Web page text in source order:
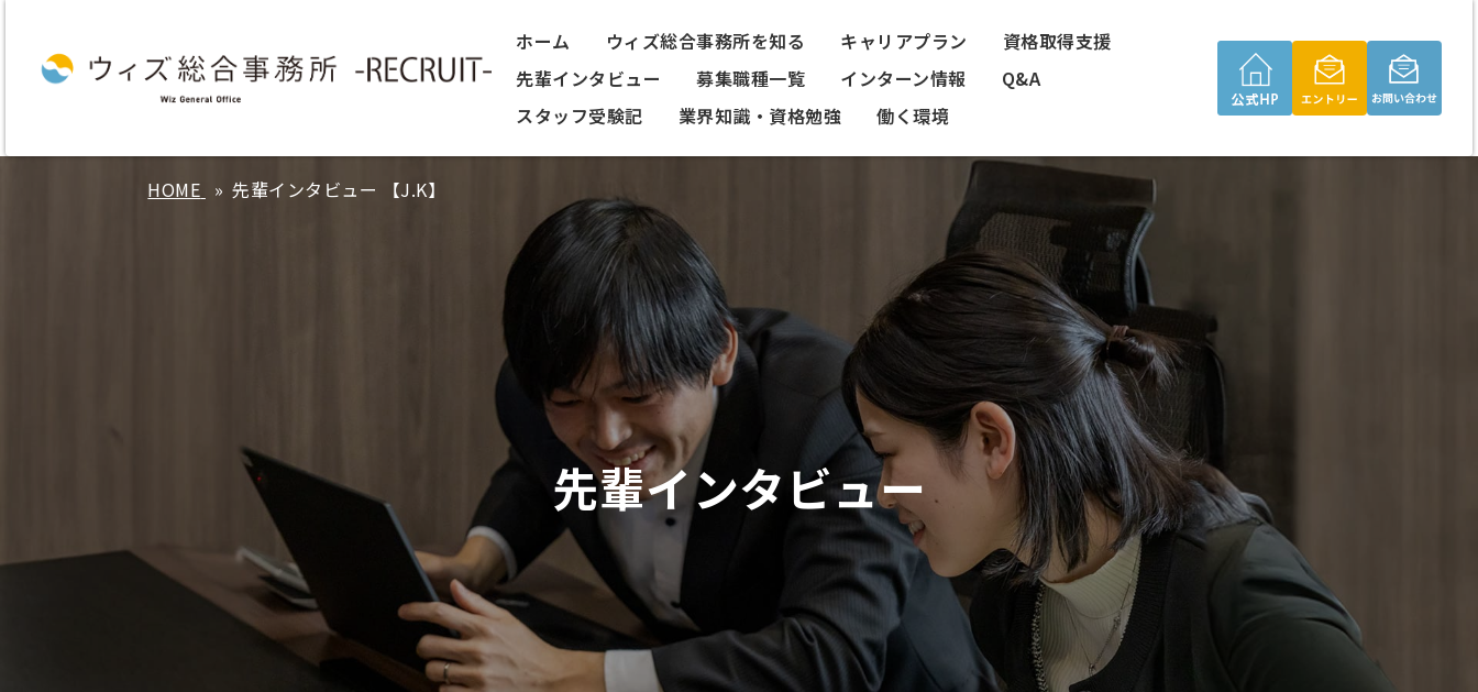
ホーム ウィズ総合事務所を知る キャリアプラン
資格取得支援
先輩インタビュー
募集職種一覧 インターン情報
Q&A
スタッフ受験記
業界知識・資格勉強 働く環境
HOME 先輩インタビュー 【J.K】
先輩インタビュー